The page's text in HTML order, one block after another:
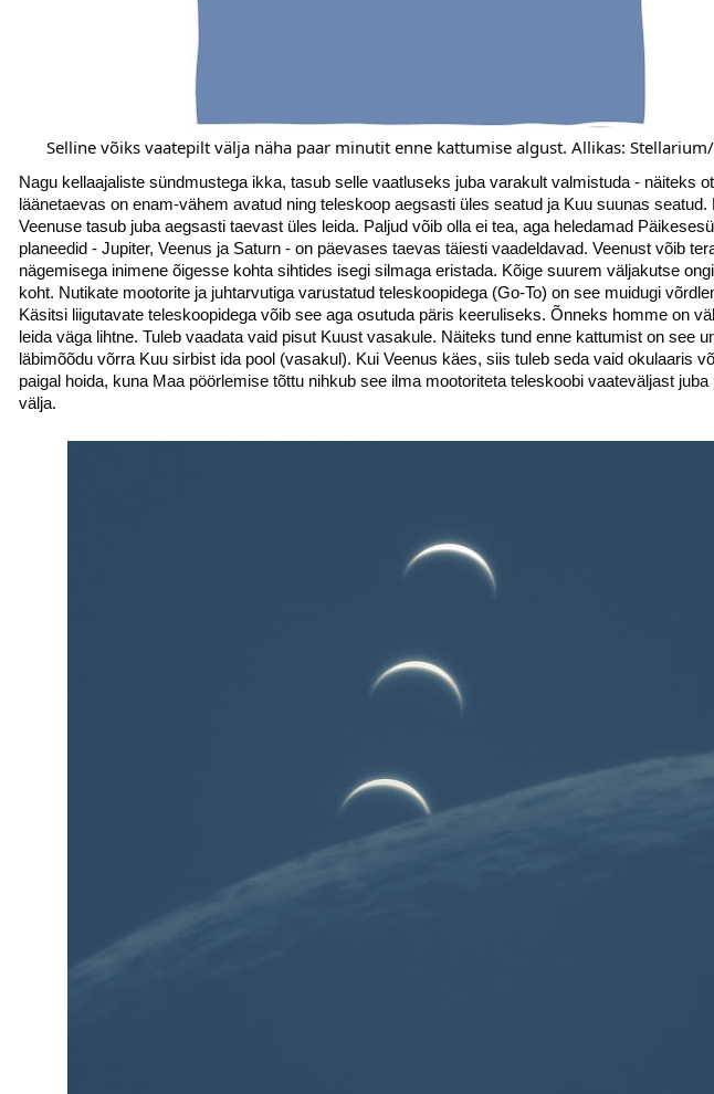
Selline võiks vaatepilt välja näha paar minutit enne kattumise algust. Allikas:
Nagu kellaajaliste sündmustega ikka, tasub selle vaatluseks juba varakult valmistuda - näiteks
läänetaevas on enam-vähem avatud ning teleskoop aegsasti üles seatud ja Kuu suunas seatud.
Veenuse tasub juba aegsasti taevast üles leida. Paljud võib olla ei tea, aga heledamad
planeedid - Jupiter, Veenus ja Saturn - on päevases taevas täiesti vaadeldavad. Veenust võib
nägemisega inimene õigesse kohta sihtides isegi silmaga eristada. Kõige suurem väljakutse
koht. Nutikate mootorite ja juhtarvutiga varustatud teleskoopidega (Go-To) on see muidugi
Käsitsi liigutavate teleskoopidega võib see aga osutuda päris keeruliseks. Õnneks homme on
leida väga lihtne. Tuleb vaadata vaid pisut Kuust vasakule. Näiteks tund enne kattumist on see
läbimõõdu võrra Kuu sirbist ida pool (vasakul). Kui Veenus käes, siis tuleb seda vaid okulaaris
paigal hoida, kuna Maa pöörlemise tõttu nihkub see ilma mootoriteta teleskoobi vaateväljast juba
välja.